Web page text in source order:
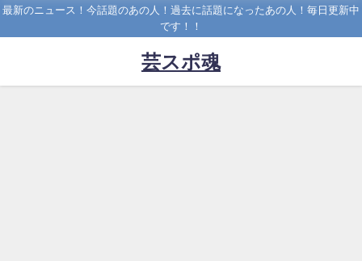
最新のニュース！今話題のあの人！過去に話題になったあの人！毎日更新中
です！！
芸スポ魂